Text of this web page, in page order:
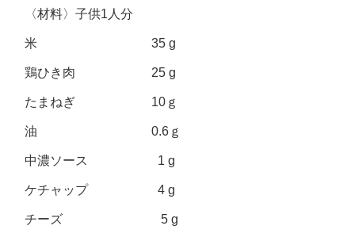
〈材料〉子供1人分
米 35 g
鶏ひき肉 25 g
たまねぎ 10ｇ
油 0.6ｇ
中濃ソース 1 g
ケチャップ 4 g
チーズ 5 g